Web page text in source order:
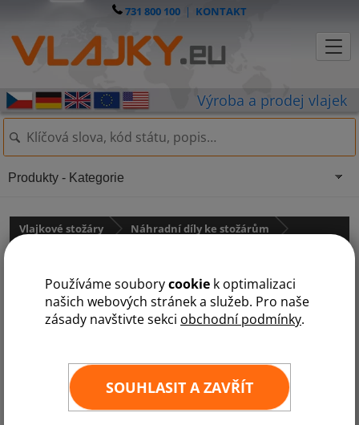
Používáme souborycookie k optimalizaci
našich webových stránek a služeb. Pro naše
zásady navštivte sekci obchodní podmínky.
SOUHLASIT A ZAVŘÍT
731 800 100 | KONTAKT
Vlajkové stožáry
Náhradní díly ke stožárům
Distanční kulička
Produkty - Kategorie